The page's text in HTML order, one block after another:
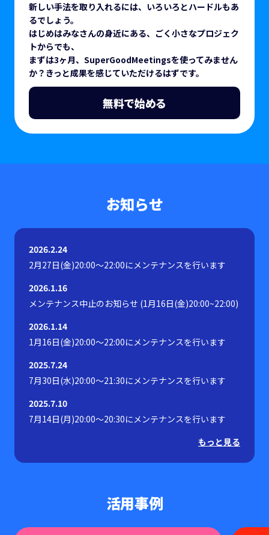
新しい手法を取り入れるには、いろいろとハードルもあ
るでしょう。
はじめはみなさんの身近にある、ごく小さなプロジェク
トからでも、
まずは3ヶ月、SuperGoodMeetingsを使ってみません
か？きっと成果を感じていただけるはずです。
無料で始める
お知らせ
2026.2.24
2月27日(金)20:00～22:00にメンテナンスを行います
2026.1.16
メンテナンス中止のお知らせ (1月16日(金)20:00~22:00)
2026.1.14
1月16日(金)20:00～22:00にメンテナンスを行います
2025.7.24
7月30日(水)20:00～21:30にメンテナンスを行います
2025.7.10
7月14日(月)20:00～20:30にメンテナンスを行います
もっと見る
活用事例